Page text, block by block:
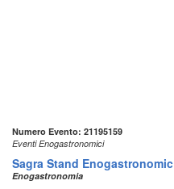
Numero Evento: 21195159
Eventi Enogastronomici
Sagra Stand Enogastronomic
Enogastronomia